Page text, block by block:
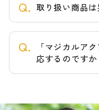
取り扱い商品
「マジカルア
応するのですか